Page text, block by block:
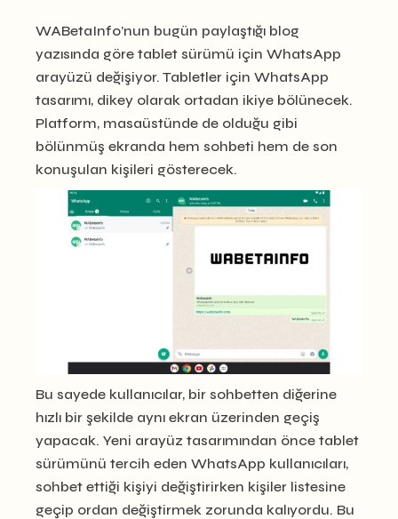
WABetaInfo’nun bugün paylaştığı blog
yazısında göre tablet sürümü için WhatsApp
arayüzü değişiyor. Tabletler için WhatsApp
tasarımı, dikey olarak ortadan ikiye bölünecek.
Platform, masaüstünde de olduğu gibi
bölünmüş ekranda hem sohbeti hem de son
konuşulan kişileri gösterecek.
Bu sayede kullanıcılar, bir sohbetten diğerine
hızlı bir şekilde aynı ekran üzerinden geçiş
yapacak. Yeni arayüz tasarımından önce tablet
sürümünü tercih eden WhatsApp kullanıcıları,
sohbet ettiği kişiyi değiştirirken kişiler listesine
geçip ordan değiştirmek zorunda kalıyordu. Bu